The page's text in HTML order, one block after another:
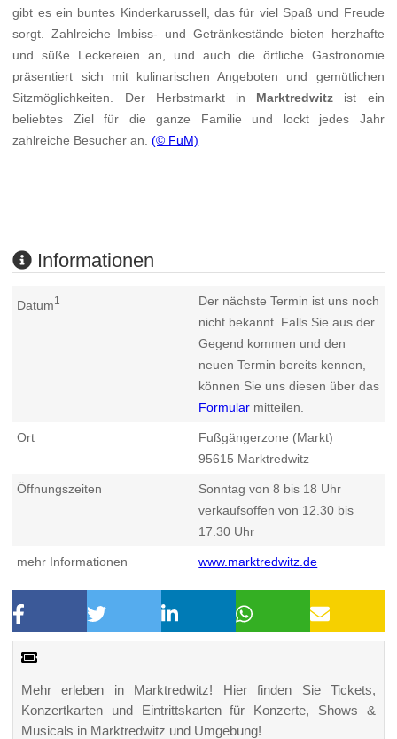
gibt es ein buntes Kinderkarussell, das für viel Spaß und Freude
sorgt. Zahlreiche Imbiss- und Getränkestände bieten herzhafte
und süße Leckereien an, und auch die örtliche Gastronomie
präsentiert sich mit kulinarischen Angeboten und gemütlichen
Sitzmöglichkeiten. Der Herbstmarkt in Marktredwitz ist ein
beliebtes Ziel für die ganze Familie und lockt jedes Jahr
zahlreiche Besucher an.(© FuM)
Informationen
Datum1
Der nächste Termin ist uns noch
nicht bekannt. Falls Sie aus der
Gegend kommen und den
neuen Termin bereits kennen,
können Sie uns diesen über das
Formular mitteilen.
Ort
Fußgängerzone (Markt)
95615 Marktredwitz
Öffnungszeiten
Sonntag von 8 bis 18 Uhr
verkaufsoffen von 12.30 bis
17.30 Uhr
mehr Informationen www.marktredwitz.de
Mehr erleben in Marktredwitz! Hier finden Sie Tickets,
Konzertkarten und Eintrittskarten für Konzerte, Shows &
Musicals in Marktredwitz und Umgebung!